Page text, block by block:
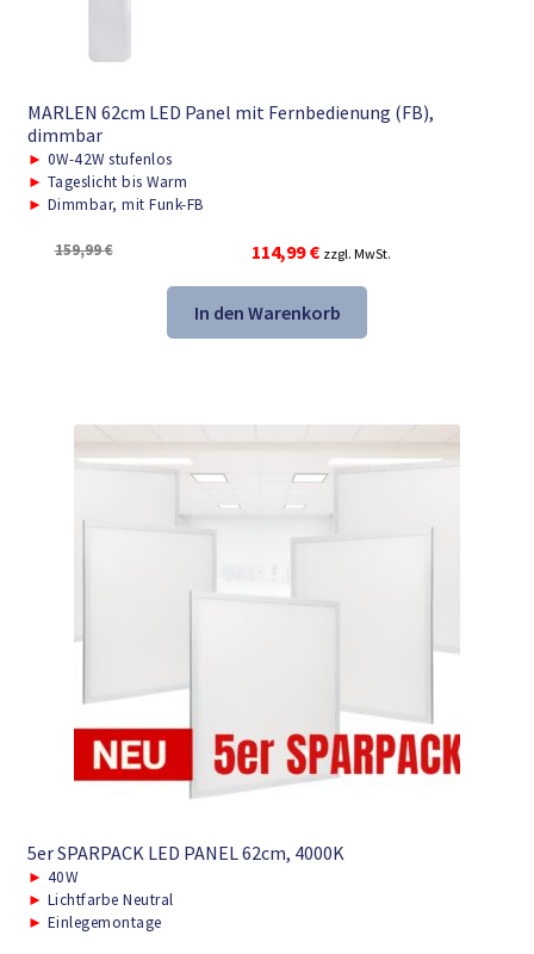
MARLEN 62cm LED Panel mit Fernbedienung (FB),
dimmbar
► 0W-42W stufenlos
► Tageslicht bis Warm
► Dimmbar, mit Funk-FB
159,99€
Ursprünglicher
war:
159,99 €
114,99€Aktueller
ist:
114,99 €.
zzgl. MwSt.
In den Warenkorb
5er SPARPACK LED PANEL 62cm, 4000K
► 40W
► Lichtfarbe Neutral
► Einlegemontage